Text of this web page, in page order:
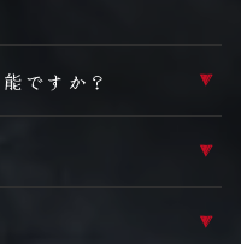
ですか？ ▼
▼
▼